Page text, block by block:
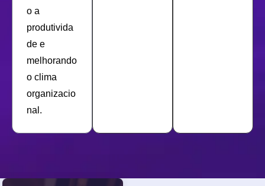
o a
produtivida
de e
melhorando
o clima
organizacio
nal.